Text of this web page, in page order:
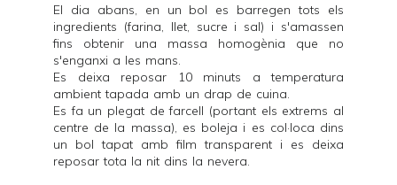
El dia abans, en un bol es barregen tots els
ingredients (farina, llet, sucre i sal) i s'amassen
fins obtenir una massa homogènia que no
s'enganxi a les mans.
Es deixa reposar 10 minuts a temperatura
ambient tapada amb un drap de cuina.
Es fa un plegat de farcell (portant els extrems al
centre de la massa), es boleja i es col·loca dins
un bol tapat amb film transparent i es deixa
reposar tota la nit dins la nevera.